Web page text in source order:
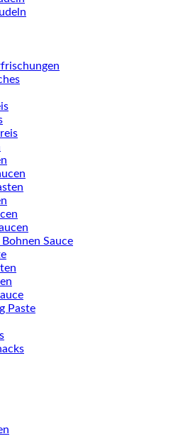
Sauce
Paste